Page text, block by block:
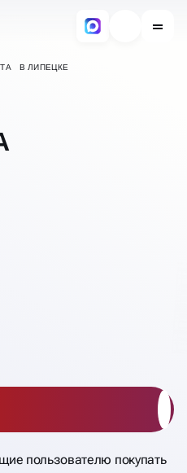
В ЛИПЕЦКЕ
пользователю покупать